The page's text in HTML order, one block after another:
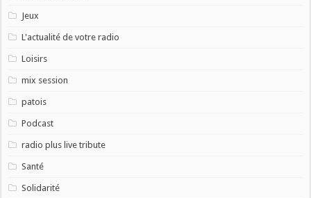
Jeux
L'actualité de votre radio
Loisirs
mix session
patois
Podcast
radio plus live tribute
Santé
Solidarité